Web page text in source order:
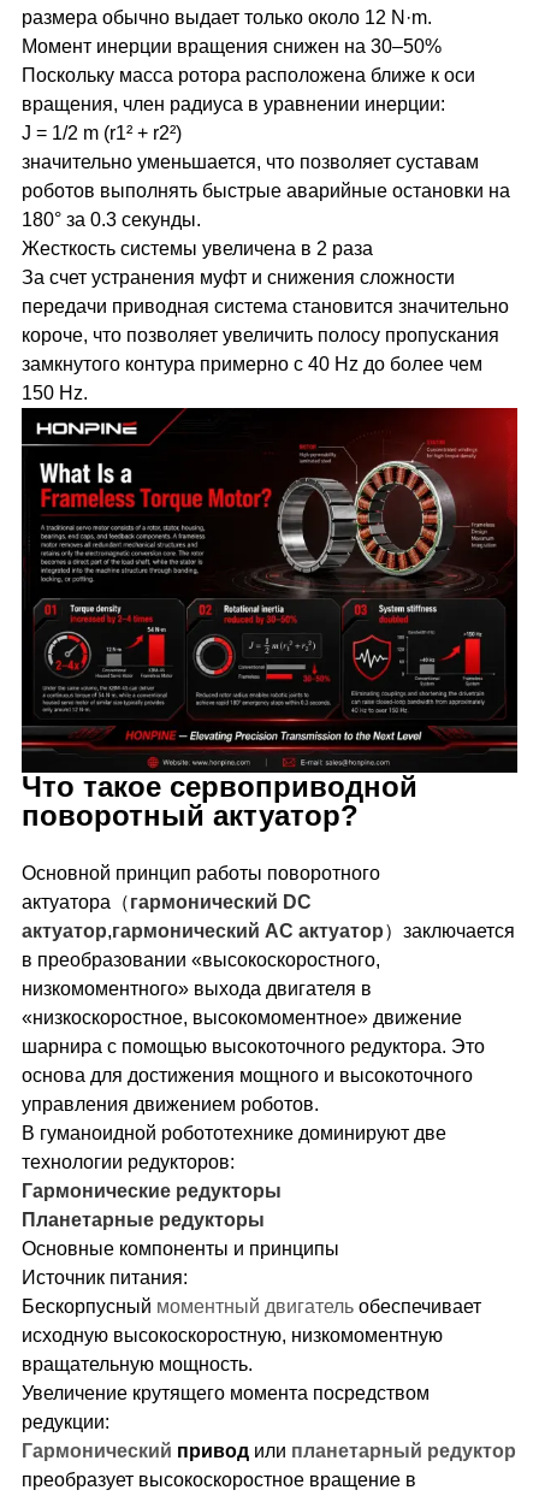
размера обычно выдает только около 12 N·m.
Момент инерции вращения снижен на 30–50%
Поскольку масса ротора расположена ближе к оси
вращения, член радиуса в уравнении инерции:
J = 1/2 m (r1² + r2²)
значительно уменьшается, что позволяет суставам
роботов выполнять быстрые аварийные остановки на
180° за 0.3 секунды.
Жесткость системы увеличена в 2 раза
За счет устранения муфт и снижения сложности
передачи приводная система становится значительно
короче, что позволяет увеличить полосу пропускания
замкнутого контура примерно с 40 Hz до более чем
150 Hz.
Что такое сервоприводной
поворотный актуатор?
Основной принцип работы поворотного
актуатора（гармонический DC
актуатор,гармонический AC актуатор）заключается
в преобразовании «высокоскоростного,
низкомоментного» выхода двигателя в
«низкоскоростное, высокомоментное» движение
шарнира с помощью высокоточного редуктора. Это
основа для достижения мощного и высокоточного
управления движением роботов.
В гуманоидной робототехнике доминируют две
технологии редукторов:
Гармонические редукторы
Планетарные редукторы
Основные компоненты и принципы
Источник питания:
Бескорпусный моментный двигательобеспечивает
исходную высокоскоростную, низкомоментную
вращательную мощность.
Увеличение крутящего момента посредством
редукции:
Гармонический приводили планетарный редуктор
преобразует высокоскоростное вращение в